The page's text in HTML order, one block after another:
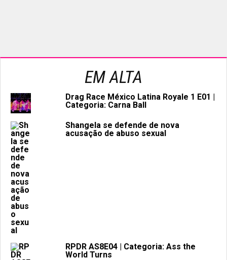
EM ALTA
Drag Race México Latina Royale 1 E01 |
Categoria: Carna Ball
Shangela se defende de nova
acusação de abuso sexual
RPDR AS8E04 | Categoria: Ass the
World Turns